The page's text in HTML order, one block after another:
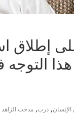
, درب, مدحت الزاهد